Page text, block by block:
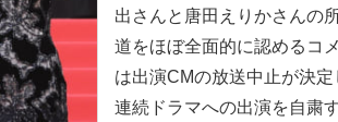
出さんと唐田えりかさんの
道をほぼ全面的に認めるコ
は出演CMの放送中止が決
連続ドラマへの出演を自粛